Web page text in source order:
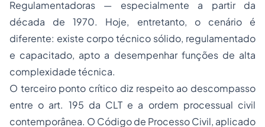
Regulamentadoras — especialmente a partir da
década de 1970. Hoje, entretanto, o cenário é
diferente: existe corpo técnico sólido, regulamentado
e capacitado, apto a desempenhar funções de alta
complexidade técnica.
O terceiro ponto crítico diz respeito ao descompasso
entre o art. 195 da CLT e a ordem processual civil
contemporânea. O Código de Processo Civil, aplicado